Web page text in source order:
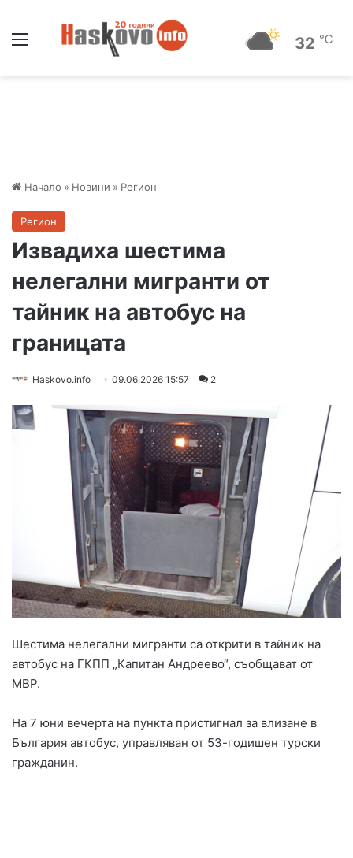
32 ℃
Начало » Новини » Регион
Регион
Извадиха шестима
нелегални мигранти от
тайник на автобус на
границата
Haskovo.info 09.06.2026 15:57 2
Шестима нелегални мигранти са открити в тайник на
автобус на ГКПП „Капитан Андреево“, съобщават от
МВР.
На 7 юни вечерта на пункта пристигнал за влизане в
България автобус, управляван от 53-годишен турски
гражданин.